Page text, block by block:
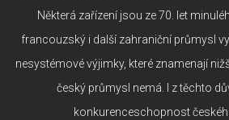
Některá zařízení jsou ze 70. let
francouzský i další zahraniční průmysl
nesystémové výjimky, které znamenají
český průmysl nemá. I z těchto
konkurenceschopnost